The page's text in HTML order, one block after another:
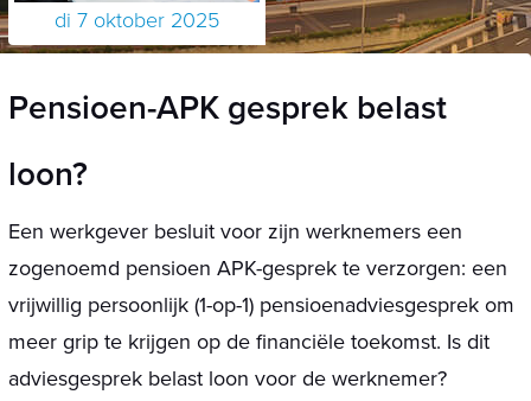
di 7 oktober 2025
Pensioen-APK gesprek belast
loon?
Een werkgever besluit voor zijn werknemers een
zogenoemd pensioen APK-gesprek te verzorgen: een
vrijwillig persoonlijk (1-op-1) pensioenadviesgesprek om
meer grip te krijgen op de financiële toekomst. Is dit
adviesgesprek belast loon voor de werknemer?